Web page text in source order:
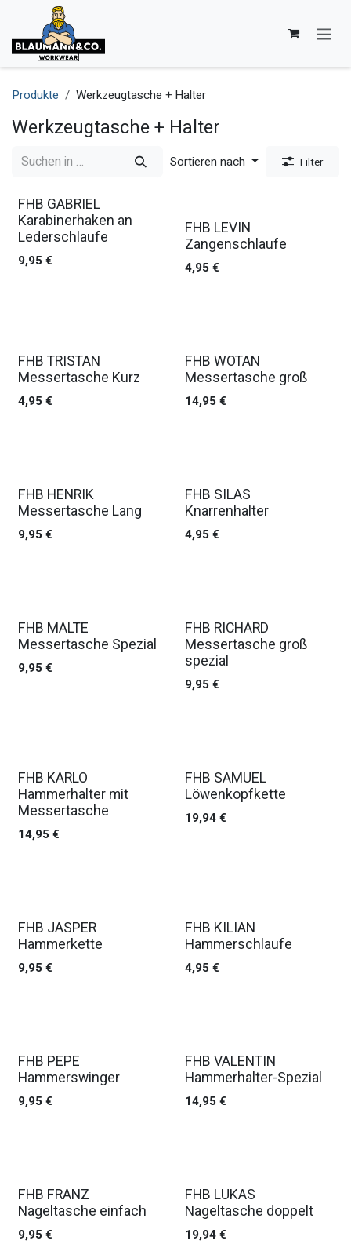
Zum Inhalt springen
Produkte Werkzeugtasche + Halter
Werkzeugtasche + Halter
Sortieren nach Filter
FHB GABRIEL
Karabinerhaken an
Lederschlaufe
9,95€
FHB LEVIN
Zangenschlaufe
4,95€
FHB TRISTAN
Messertasche Kurz
4,95€
FHB WOTAN
Messertasche groß
14,95€
FHB HENRIK
Messertasche Lang
9,95€
FHB SILAS
Knarrenhalter
4,95€
FHB MALTE
Messertasche Spezial
9,95€
FHB RICHARD
Messertasche groß
spezial
9,95€
FHB KARLO
Hammerhalter mit
Messertasche
14,95€
FHB SAMUEL
Löwenkopfkette
19,94€
FHB JASPER
Hammerkette
9,95€
FHB KILIAN
Hammerschlaufe
4,95€
FHB PEPE
Hammerswinger
9,95€
FHB VALENTIN
Hammerhalter-Spezial
14,95€
FHB FRANZ
Nageltasche einfach
9,95€
FHB LUKAS
Nageltasche doppelt
19,94€